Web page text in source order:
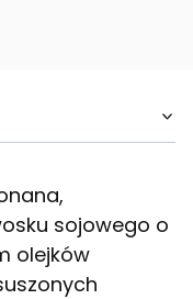
sojowego o
olejków